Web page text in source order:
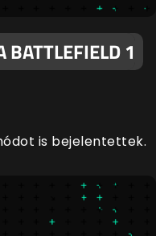
BATTLEFIELD 1
is bejelentettek.